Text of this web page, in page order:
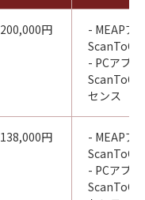
200,000円
- MEAPア
- PCアプ
センス
138,000円
- MEAPア
- PCアプ